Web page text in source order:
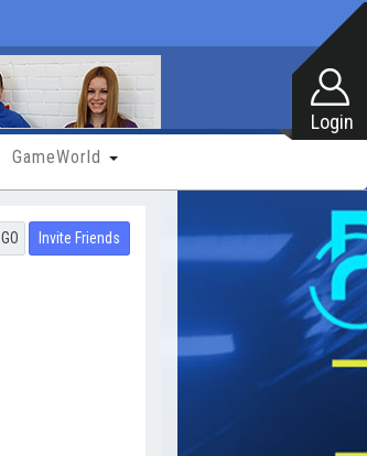
GameWorld
GO Invite Friends